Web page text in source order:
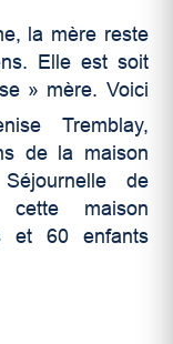
la mère reste
Elle est soit
» mère. Voici
Tremblay,
de la maison
de
cette maison
et 60 enfants